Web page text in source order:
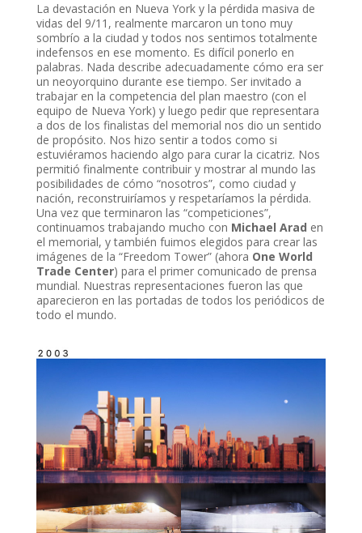
La devastación en Nueva York y la pérdida masiva de
vidas del 9/11, realmente marcaron un tono muy
sombrío a la ciudad y todos nos sentimos totalmente
indefensos en ese momento. Es difícil ponerlo en
palabras. Nada describe adecuadamente cómo era ser
un neoyorquino durante ese tiempo. Ser invitado a
trabajar en la competencia del plan maestro (con el
equipo de Nueva York) y luego pedir que representara
a dos de los finalistas del memorial nos dio un sentido
de propósito. Nos hizo sentir a todos como si
estuviéramos haciendo algo para curar la cicatriz. Nos
permitió finalmente contribuir y mostrar al mundo las
posibilidades de cómo “nosotros”, como ciudad y
nación, reconstruiríamos y respetaríamos la pérdida.
Una vez que terminaron las “competiciones”,
continuamos trabajando mucho con Michael Arad en
el memorial, y también fuimos elegidos para crear las
imágenes de la “Freedom Tower” (ahora One World
Trade Center) para el primer comunicado de prensa
mundial. Nuestras representaciones fueron las que
aparecieron en las portadas de todos los periódicos de
todo el mundo.